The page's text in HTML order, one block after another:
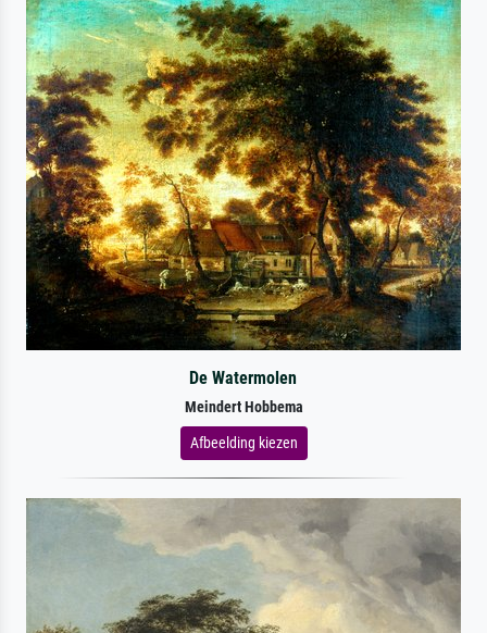
De Watermolen
Meindert Hobbema
Afbeelding kiezen